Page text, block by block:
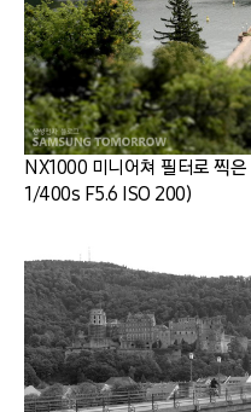
NX1000 미니어쳐 필터로 찍
1/400s F5.6 ISO 200)